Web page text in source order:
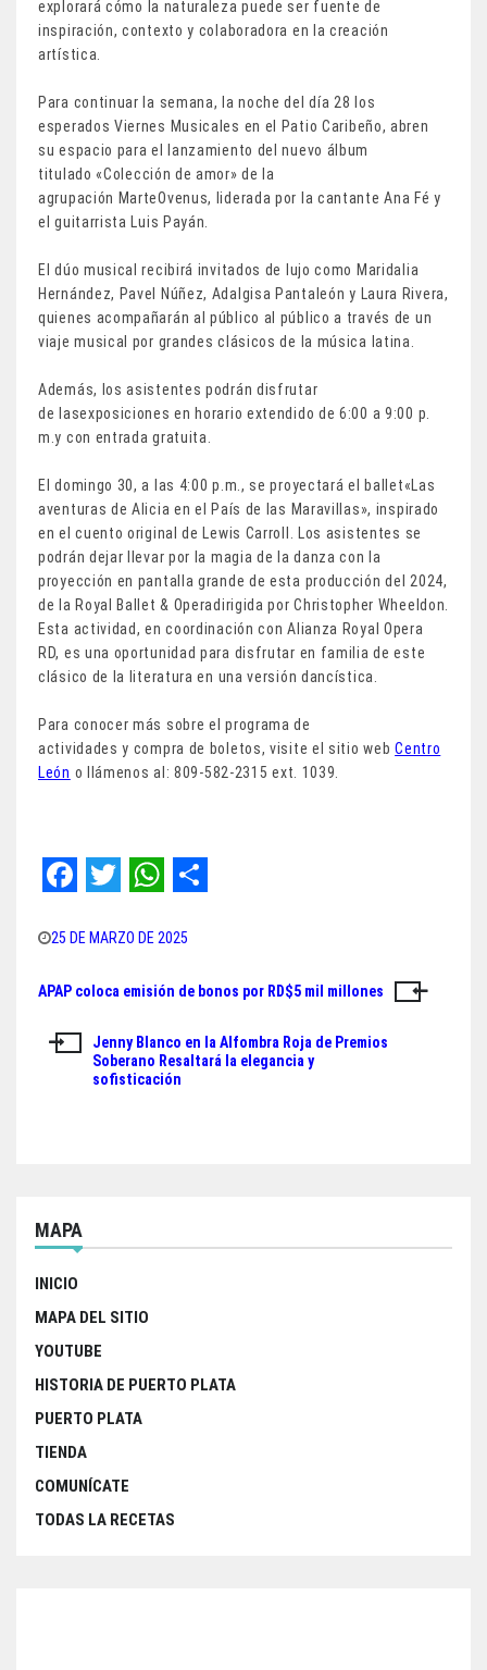
explorará cómo la naturaleza puede ser fuente de
inspiración, contexto y colaboradora en la creación
artística.
Para continuar la semana, la noche del día 28 los
esperados Viernes Musicales en el Patio Caribeño, abren
su espacio para el lanzamiento del nuevo álbum
titulado «Colección de amor» de la
agrupación MarteOvenus, liderada por la cantante Ana Fé y
el guitarrista Luis Payán.
El dúo musical recibirá invitados de lujo como Maridalia
Hernández, Pavel Núñez, Adalgisa Pantaleón y Laura Rivera,
quienes acompañarán al público al público a través de un
viaje musical por grandes clásicos de la música latina.
Además, los asistentes podrán disfrutar
de lasexposiciones en horario extendido de 6:00 a 9:00 p.
m.y con entrada gratuita.
El domingo 30, a las 4:00 p.m., se proyectará el ballet«Las
aventuras de Alicia en el País de las Maravillas», inspirado
en el cuento original de Lewis Carroll. Los asistentes se
podrán dejar llevar por la magia de la danza con la
proyección en pantalla grande de esta producción del 2024,
de la Royal Ballet & Operadirigida por Christopher Wheeldon.
Esta actividad, en coordinación con Alianza Royal Opera
RD, es una oportunidad para disfrutar en familia de este
clásico de la literatura en una versión dancística.
Para conocer más sobre el programa de
actividades y compra de boletos, visite el sitio webCentro
León o llámenos al: 809-582-2315 ext. 1039.
a
c
b
w
i
t
e
h
a
s
A
h
a
e
25 DE MARZO DE 2025
Navegación
de
entradas
APAP coloca emisión de bonos por RD$5 mil millones
Jenny Blanco en la Alfombra Roja de Premios
Soberano Resaltará la elegancia y
sofisticación
MAPA
INICIO
MAPA DEL SITIO
YOUTUBE
HISTORIA DE PUERTO PLATA
PUERTO PLATA
TIENDA
COMUNÍCATE
TODAS LA RECETAS